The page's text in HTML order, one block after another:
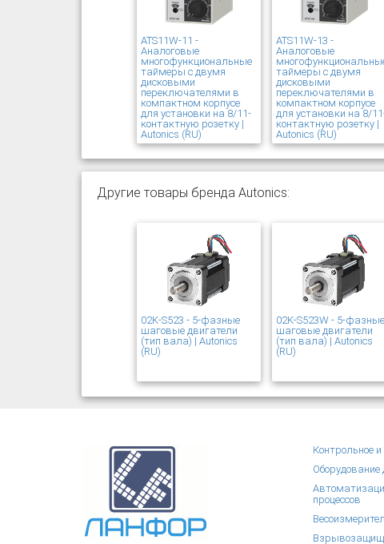
ATS11W-11 -
Аналоговые
многофункциональные
таймеры с двумя
дисковыми
переключателями в
компактном корпусе
для установки на 8/11-
контактную розетку |
Autonics (RU)
ATS11W-13 -
Аналоговые
таймеры с двумя
дисковыми
переключателями в
компактном корпусе
для установки на 8/
контактную розетку |
Autonics (RU)
Другие товары бренда Autonics:
02K-S523 - 5-фазные
шаговые двигатели
(тип вала) | Autonics
(RU)
02K-S523W - 5-фазные
шаговые двигатели
(тип вала) | Autonics
(RU)
Контрольное
Оборудование
процессов